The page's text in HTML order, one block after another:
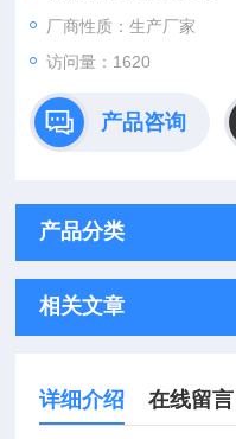
厂商性质：生产厂家
访问量：1620
产品咨询
产品分类
相关文章
详细介绍 在线留言